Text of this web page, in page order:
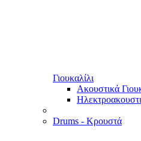
Γιουκαλίλι
Ακουστικά
Drums - Κρουστά